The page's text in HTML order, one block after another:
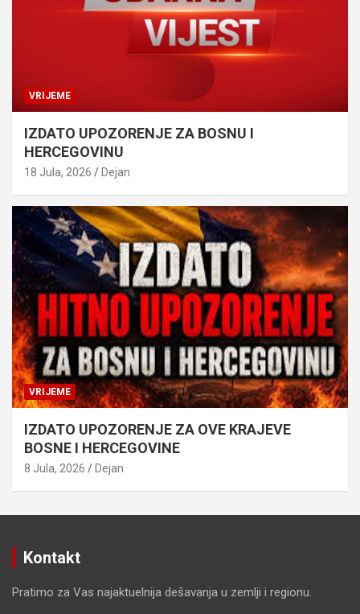
VRIJEME
IZDATO UPOZORENJE ZA BOSNU I
HERCEGOVINU
18 Jula, 2026 Dejan
VRIJEME
IZDATO UPOZORENJE ZA OVE KRAJEVE
BOSNE I HERCEGOVINE
8 Jula, 2026 Dejan
Kontakt
Pratimo za Vas najaktuelnija dešavanja u zemlji i regionu.